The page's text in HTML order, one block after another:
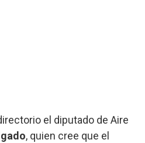
el diputado de Aire
, quien cree que el